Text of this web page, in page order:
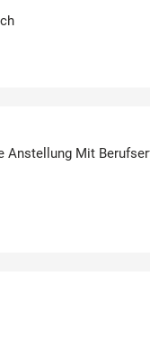
Anstellung Mit